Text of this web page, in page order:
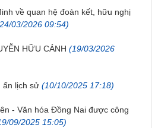
về quan hệ đoàn kết, hữu nghị
03/2026 09:54)
HỮU CẢNH (19/03/2026
ấn lịch sử (10/10/2025 17:18)
- Văn hóa Đồng Nai được công
09/2025 15:05)